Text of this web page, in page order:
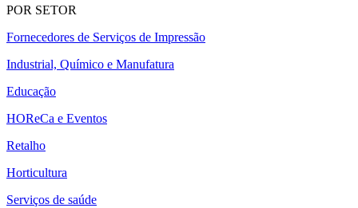
POR SETOR
Fornecedores de Serviços de Impressão
Industrial, Químico e Manufatura
Educação
HOReCa e Eventos
Retalho
Horticultura
Serviços de saúde